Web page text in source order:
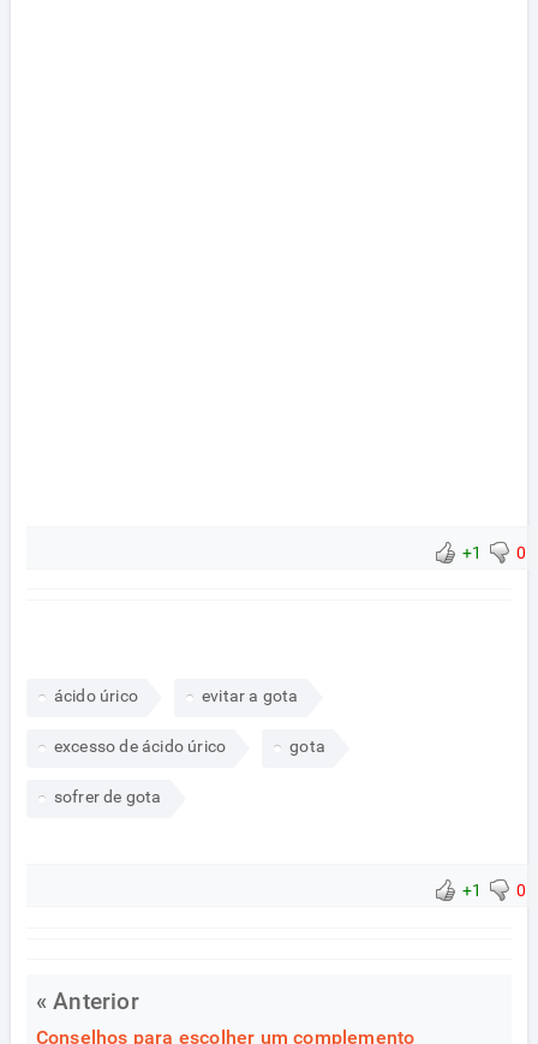
+1 0
ácido úrico evitar a gota
excesso de ácido úrico gota
sofrer de gota
+1 0
« Anterior
Conselhos para escolher um complemento